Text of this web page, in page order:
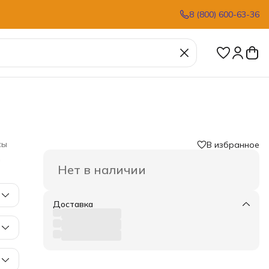
8 (800) 600-63-36
В избранное
Нет в наличии
Доставка